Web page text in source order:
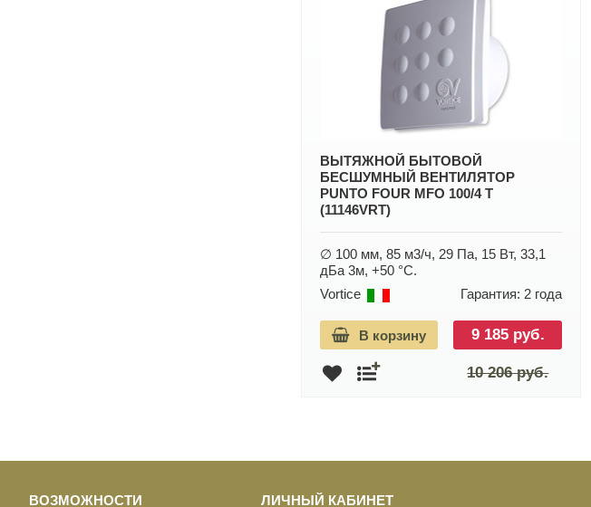
ВЫТЯЖНОЙ БЫТОВОЙ
БЕСШУМНЫЙ ВЕНТИЛЯТОР
PUNTO FOUR MFO 100/4 T
(11146VRT)
∅ 100 мм, 85 м3/ч, 29 Па, 15 Вт, 33,1
дБа 3м, +50 °С.
Vortice
Гарантия: 2 года
9 185 руб.
10 206 руб.
В корзину
ВОЗМОЖНОСТИ ЛИЧНЫЙ КАБИНЕТ